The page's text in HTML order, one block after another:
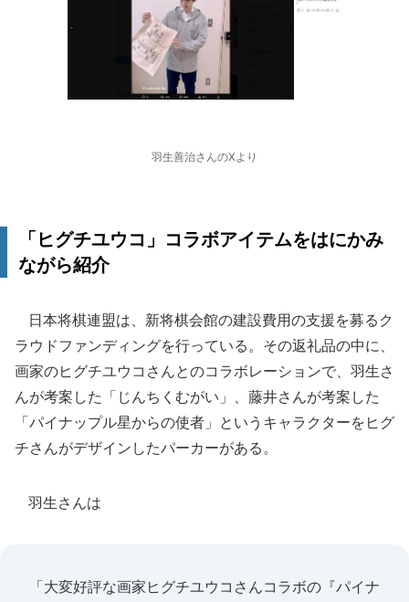
羽生善治さんのXより
「ヒグチユウコ」コラボアイテムをはにかみ
ながら紹介
日本将棋連盟は、新将棋会館の建設費用の支援を募るク
ラウドファンディングを行っている。その返礼品の中に、
画家のヒグチユウコさんとのコラボレーションで、羽生さ
んが考案した「じんちくむがい」、藤井さんが考案した
「パイナップル星からの使者」というキャラクターをヒグ
チさんがデザインしたパーカーがある。
羽生さんは
「大変好評な画家ヒグチユウコさんコラボの『パイナ